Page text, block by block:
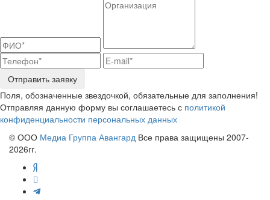
Отправить заявку
Поля, обозначенные звездочкой, обязательные для заполнения!
Отправляя данную форму вы соглашаетесь с политикой
конфиденциальности персональных данных
© ООО Медиа Группа Авангард Все права защищены 2007-
2026гг.